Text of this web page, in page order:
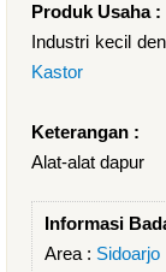
Produk Usaha :
Industri kecil
Kastor
Keterangan :
Alat-alat dapur
Informasi
Area : Sidoarjo